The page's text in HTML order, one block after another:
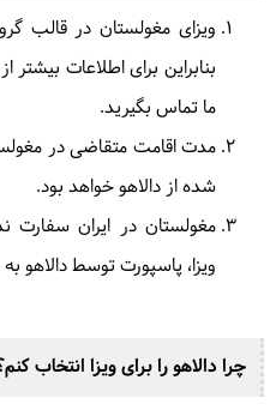
بنابراین برای اطلاعات بیشتر
ما تماس بگیرید.
مدت اقامت متقاضی در
شده از دالاهو خواهد بود.
مغولستان در ایران سفارت
ویزا، پاسپورت توسط دالاهو
چرا دالاهو را برای ویزا انتخاب